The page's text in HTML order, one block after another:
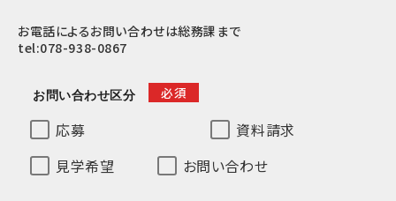
お電話によるお問い合わせは総務課まで
tel:078-938-0867
お問い合わせ区分 必須
応募
資料請求
見学希望
お問い合わせ